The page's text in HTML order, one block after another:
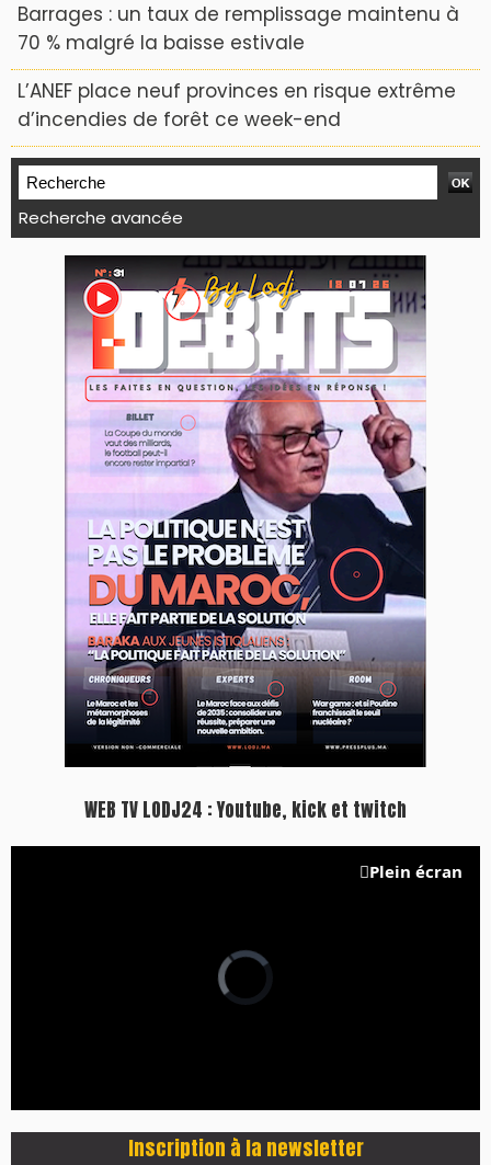
Barrages : un taux de remplissage maintenu à
70 % malgré la baisse estivale
L’ANEF place neuf provinces en risque extrême
d’incendies de forêt ce week-end
Recherche avancée
WEB TV LODJ24 : Youtube, kick et twitch
Plein écran
Inscription à la newsletter